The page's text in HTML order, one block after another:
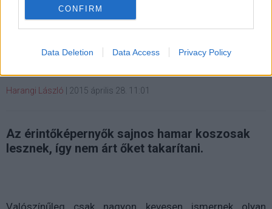
CONFIRM
Data Deletion Data Access Privacy Policy
Így tisztítsd a kijelződet
Harangi László 2015 április 28. 11:01
Az érintőképernyők sajnos hamar koszosak
lesznek, így nem árt őket takarítani.
Valószínűleg csak nagyon kevesen ismernek olyan